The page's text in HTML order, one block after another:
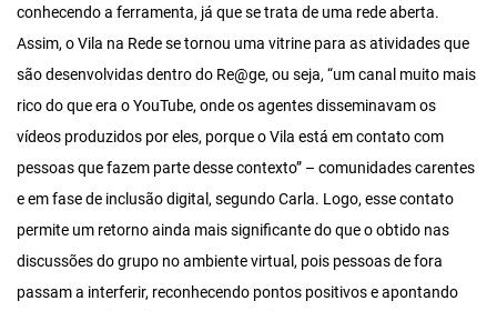
conhecendo a ferramenta, já que se trata de uma rede aberta.
Assim, o Vila na Rede se tornou uma vitrine para as atividades que
são desenvolvidas dentro do Re@ge, ou seja, “um canal muito mais
rico do que era o YouTube, onde os agentes disseminavam os
vídeos produzidos por eles, porque o Vila está em contato com
pessoas que fazem parte desse contexto” – comunidades carentes
e em fase de inclusão digital, segundo Carla. Logo, esse contato
permite um retorno ainda mais significante do que o obtido nas
discussões do grupo no ambiente virtual, pois pessoas de fora
passam a interferir, reconhecendo pontos positivos e apontando